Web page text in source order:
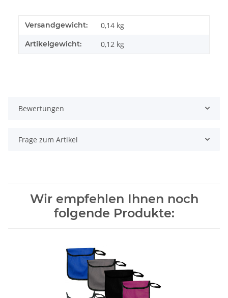
Versandgewicht: 0,14 kg
Artikelgewicht: 0,12 kg
Bewertungen
Frage zum Artikel
Wir empfehlen Ihnen noch
folgende Produkte: